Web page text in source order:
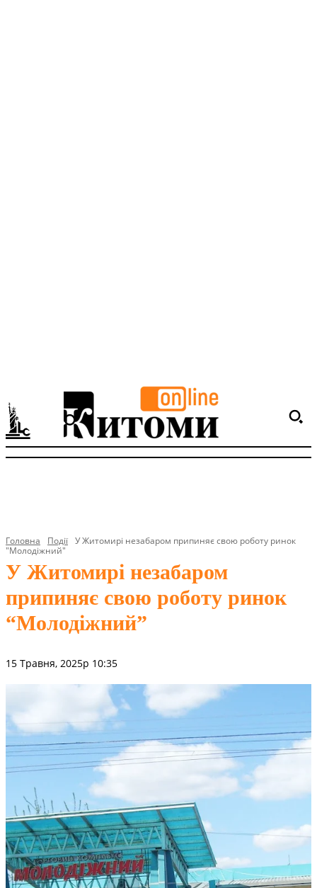
Головна Події У Житомирі незабаром припиняє свою роботу ринок
"Молодіжний"
У Житомирі незабаром
припиняє свою роботу ринок
“Молодіжний”
15 Травня, 2025р 10:35